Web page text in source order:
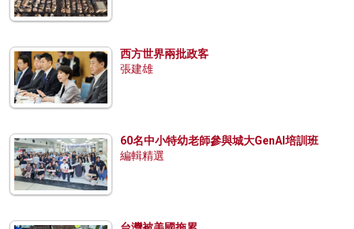
西方世界兩批政客
張建雄
60名中小特幼老師參與城大GenAI培訓班
編輯精選